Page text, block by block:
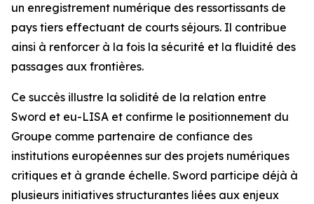
un enregistrement numérique des ressortissants de
pays tiers effectuant de courts séjours. Il contribue
ainsi à renforcer à la fois la sécurité et la fluidité des
passages aux frontières.
Ce succès illustre la solidité de la relation entre
Sword et eu-LISA et confirme le positionnement du
Groupe comme partenaire de confiance des
institutions européennes sur des projets numériques
critiques et à grande échelle. Sword participe déjà à
plusieurs initiatives structurantes liées aux enjeux